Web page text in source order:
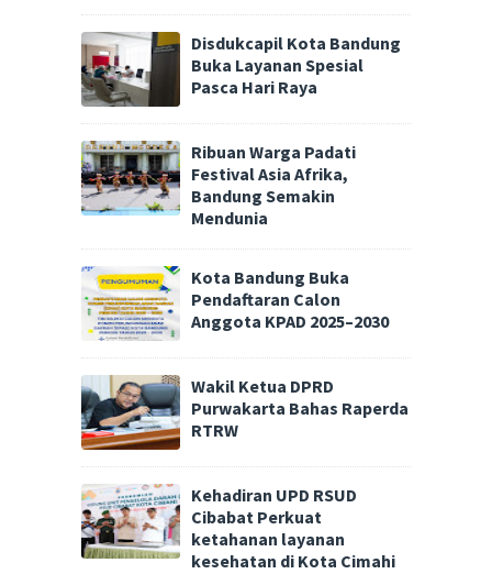
Disdukcapil Kota Bandung
Buka Layanan Spesial
Pasca Hari Raya
Ribuan Warga Padati
Festival Asia Afrika,
Bandung Semakin
Mendunia
Kota Bandung Buka
Pendaftaran Calon
Anggota KPAD 2025–2030
Wakil Ketua DPRD
Purwakarta Bahas Raperda
RTRW
Kehadiran UPD RSUD
Cibabat Perkuat
ketahanan layanan
kesehatan di Kota Cimahi